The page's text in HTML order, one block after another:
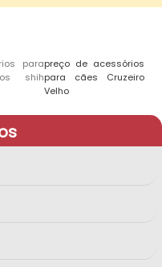
para
shih
preço de acessórios
para cães Cruzeiro
Velho